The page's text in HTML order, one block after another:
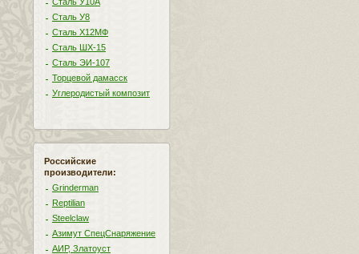
Сталь У8
Сталь Х12МФ
Сталь ШХ-15
Сталь ЭИ-107
Торцевой дамасск
Углеродистый композит
Российские
производители:
Grinderman
Reptilian
Steelclaw
Азимут СпецСнаряжение
АИР, Златоуст